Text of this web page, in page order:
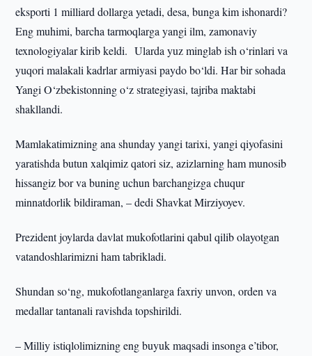
eksporti 1 milliard dollarga yetadi, desa, bunga kim ishonardi?
Eng muhimi, barcha tarmoqlarga yangi ilm, zamonaviy
texnologiyalar kirib keldi. Ularda yuz minglab ish o‘rinlari va
yuqori malakali kadrlar armiyasi paydo bo‘ldi. Har bir sohada
Yangi O‘zbekistonning o‘z strategiyasi, tajriba maktabi
shakllandi.
Mamlakatimizning ana shunday yangi tarixi, yangi qiyofasini
yaratishda butun xalqimiz qatori siz, azizlarning ham munosib
hissangiz bor va buning uchun barchangizga chuqur
minnatdorlik bildiraman, – dedi Shavkat Mirziyoyev.
Prezident joylarda davlat mukofotlarini qabul qilib olayotgan
vatandoshlarimizni ham tabrikladi.
Shundan so‘ng, mukofotlanganlarga faxriy unvon, orden va
medallar tantanali ravishda topshirildi.
– Milliy istiqlolimizning eng buyuk maqsadi insonga e’tibor,